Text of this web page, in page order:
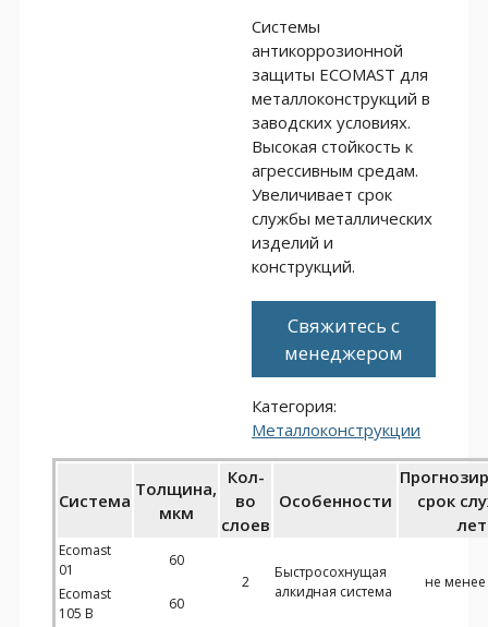
Системы
антикоррозионной
защиты ECOMAST для
металлоконструкций в
заводских условиях.
Высокая стойкость к
агрессивным средам.
Увеличивает срок
службы металлических
изделий и
конструкций.
Свяжитесь с
менеджером
Категория:
Металлоконструкции
Система
Толщина,
мкм
Кол-
во
слоев
Особенности
срок
лет
Ecomast
01
60
2
Быстросохнущая
алкидная система
не менее
Ecomast
105 В
60